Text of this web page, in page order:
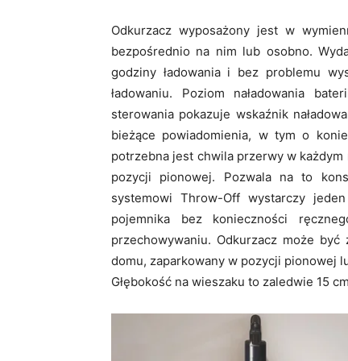
Odkurzacz wyposażony jest w
bezpośrednio na nim lub osobno.
godziny ładowania i bez problemu
ładowaniu. Poziom naładowania
sterowania pokazuje wskaźnik
bieżące powiadomienia, w tym o
potrzebna jest chwila przerwy w
pozycji pionowej. Pozwala na to
systemowi Throw-Off wystarczy
pojemnika bez konieczności
przechowywaniu. Odkurzacz może
domu, zaparkowany w pozycji pionowej
Głębokość na wieszaku to zaledwie 15